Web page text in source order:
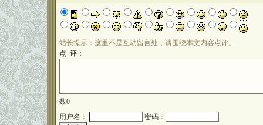
站长提示：这里不是互动留言处，请围绕本文内容点评。
点 评：
数0
用户名：
密码：